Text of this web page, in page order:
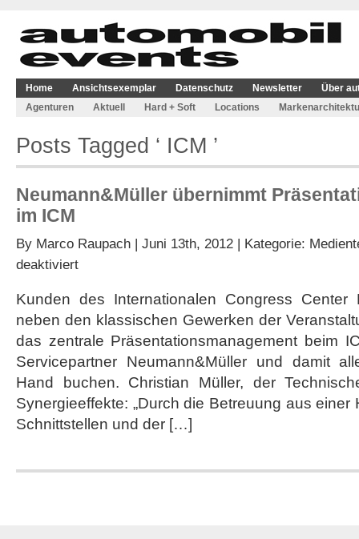
Home Ansichtsexemplar Datenschutz Newsletter
Über
Agenturen
Aktuell Hard + Soft Locations
Posts Tagged ‘ ICM ’
Neumann&Müller übernimmt
im ICM
By Marco Raupach | Juni 13th, 2012 | Kategorie:
deaktiviertfür
Präsentationsmanagement
im
Kunden des Internationalen Congress Center
neben den klassischen Gewerken der
das zentrale Präsentationsmanagement beim
Servicepartner Neumann&Müller und damit
Hand buchen. Christian Müller, der
Synergieeffekte: „Durch die Betreuung aus
Schnittstellen und der […]